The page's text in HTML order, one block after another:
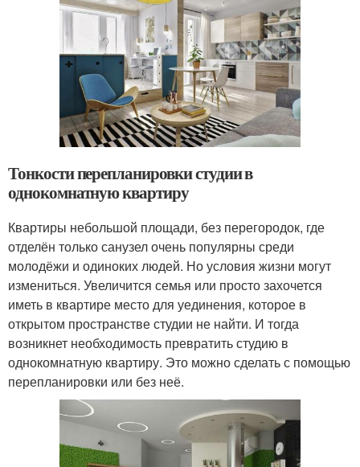
Тонкости перепланировки студии в
однокомнатную квартиру
Квартиры небольшой площади, без перегородок, где
отделён только санузел очень популярны среди
молодёжи и одиноких людей. Но условия жизни могут
измениться. Увеличится семья или просто захочется
иметь в квартире место для уединения, которое в
открытом пространстве студии не найти. И тогда
возникнет необходимость превратить студию в
однокомнатную квартиру. Это можно сделать с помощью
перепланировки или без неё.